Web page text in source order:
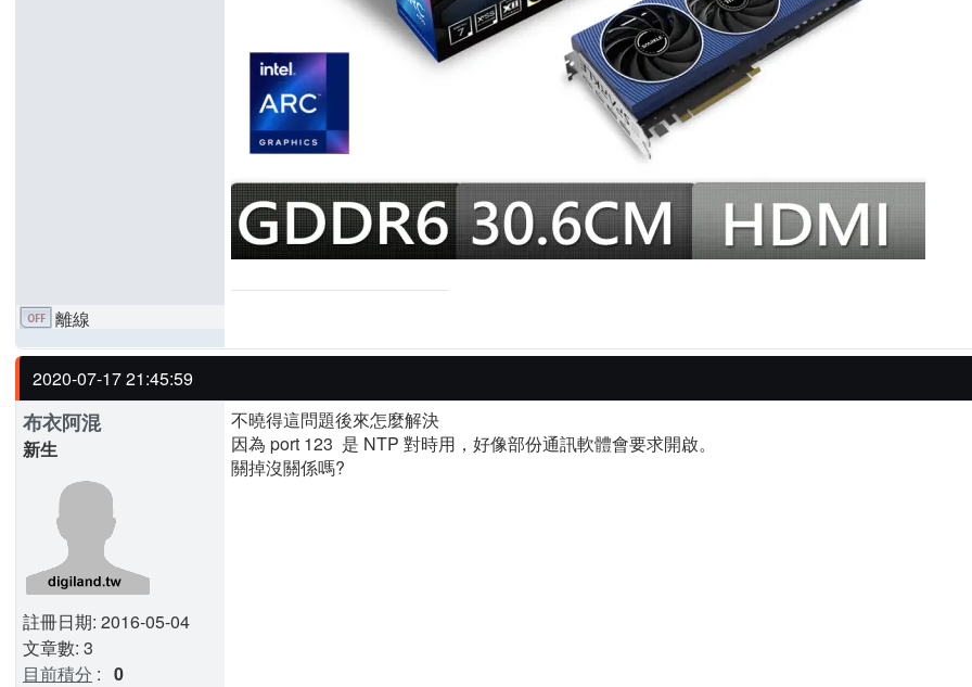
離線
2020-07-17 21:45:59
布衣阿混
新生
註冊日期: 2016-05-04
文章數: 3
目前積分 : 0
不曉得這問題後來怎麼解決
因為 port 123 是 NTP 對時用，好像部份通訊軟體會要求開啟。
關掉沒關係嗎?